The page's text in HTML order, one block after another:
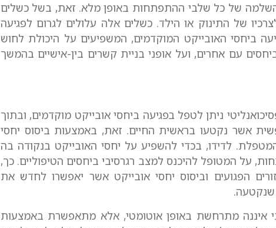
של כל שלבי ההתפתחות באופן מלא. זאת, בשל כשלים
של התינוק או הילד. כשלים אלה עלולים לגרום לפגיעה
ביחסי האובייקט המוקדמים, המשפיעים על היכולת לחוש
עם אחרים, ועל אופני בניית קשרים בין-אישיים בהמשך
ניתן לטפל בפגיעה ביחסי אובייקט מוקדמים, ובתוך
אשר נקטעו בראשית החיים. זאת, באמצעות ביסוס יחסי
לדידו, בכדי להשפיע על יחסי האובייקט בנקודה בה
על המטופל להיכנס למצב רגרסיבי ביחסים הטיפוליים. כך,
הפגועים וביסוס יחסי אובייקט אשר יאפשרו לחדש את
שנקטעה.
איננה מתרחשת באופן אוטומטי, אלא מתאפשרת באמצעות